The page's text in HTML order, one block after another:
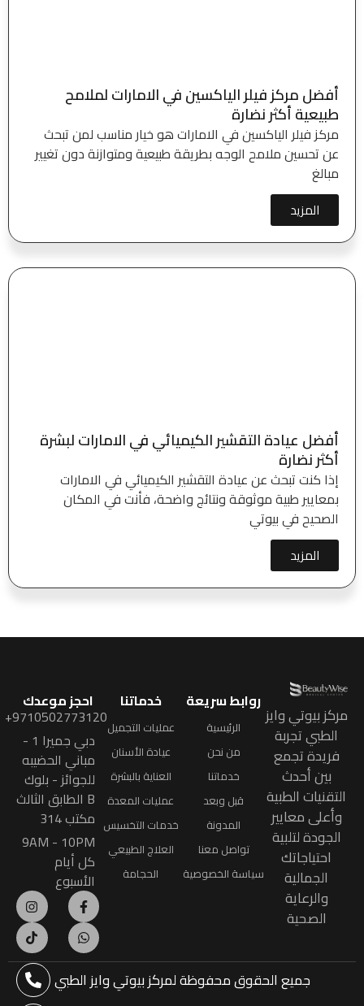
أفضل مركز فيلر الياكسين في الامارات لملامح
طبيعية أكثر نضارة
مركز فيلر الياكسين في الامارات هو خيار مناسب لمن تبحث
عن تحسين ملامح الوجه بطريقة طبيعية ومتوازنة دون تغيير
مبالغ
المزيد
أفضل عيادة التقشير الكيميائي في الامارات لبشرة
أكثر نضارة
إذا كنت تبحث عن عيادة التقشير الكيميائي في الامارات
بمعايير طبية موثوقة ونتائج واضحة، فأنت في المكان
الصحيح في بيوتي
المزيد
مركز بيوتي وايز
الطبي تجربة
فريدة تجمع
بين أحدث
التقنيات الطبية
وأعلى معايير
الجودة لتلبية
احتياجاتك
الجمالية
والرعاية
الصحية
روابط سريعة
الرئيسية
من نحن
خدماتنا
قبل وبعد
المدونة
تواصل معنا
سياسة الخصوصية
خدماتنا
عمليات التجميل
عيادة الأسنان
العناية بالبشرة
عمليات المعدة
خدمات التخسيس
العلاج الطبيعي
الحجامة
احجز موعدك
9710502773120+
دبي جميرا 1 -
مباني الحضيبه
للجوائز - بلوك
B الطابق الثالث
مكتب 314
9AM - 10PM
كل أيام
الأسبوع
جميع الحقوق محفوظةلمركز بيوتي وايز الطبي